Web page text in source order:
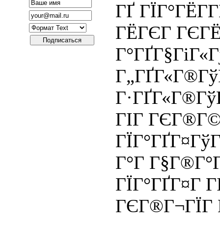
ГҐ
ГЁГЄГ
ГІГ
Г°Г
ГЇГ°ГҐГ¤Г
ГЄГ®Г¬ГЇГ